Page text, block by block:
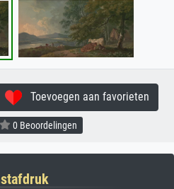
Toevoegen aan favorieten
0 Beoordelingen